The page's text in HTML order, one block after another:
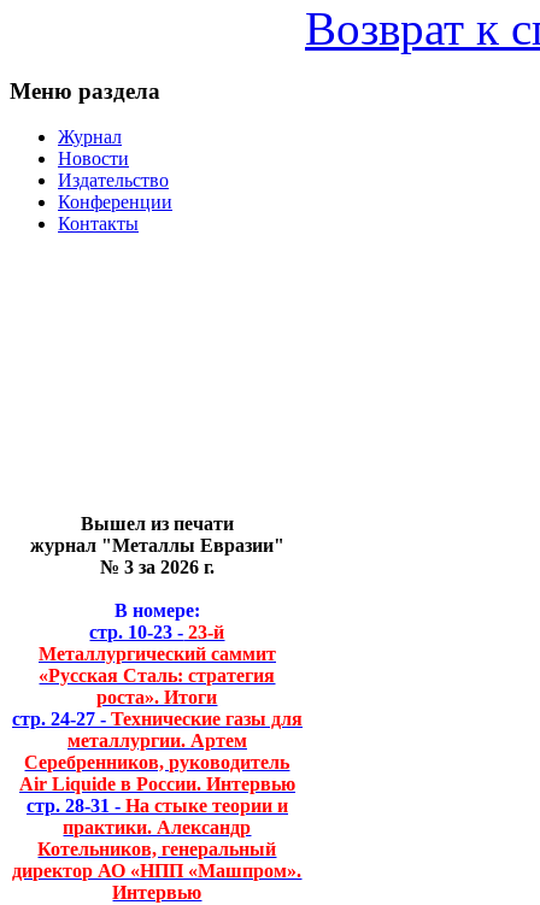
Возврат к
Меню раздела
Журнал
Новости
Издательство
Конференции
Контакты
Вышел из печати
журнал "Металлы Евразии"
№ 3 за 2026 г.
В номере:
стр. 10-23 - 23-й
Металлургический саммит
«Русская Сталь: стратегия
роста». Итоги
стр. 24-27 - Технические газы для
металлургии. Артем
Серебренников, руководитель
Air Liquide в России. Интервью
стр. 28-31 - На стыке теории и
практики. Александр
Котельников, генеральный
директор АО «НПП «Машпром».
Интервью